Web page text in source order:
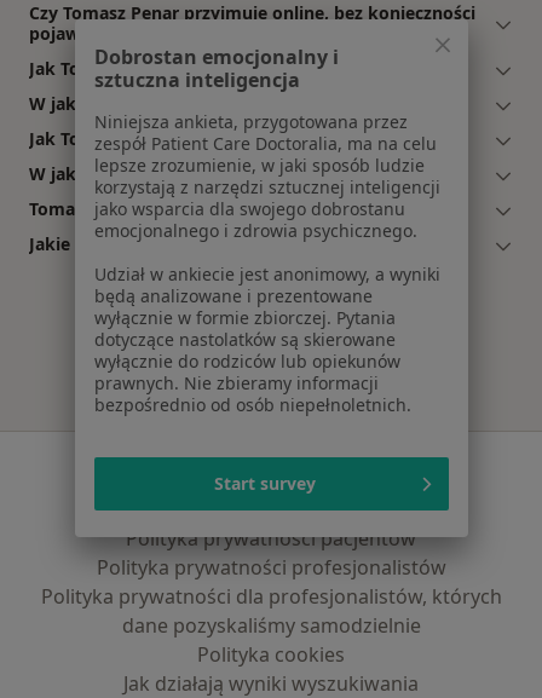
Czy Tomasz Penar przyjmuje online, bez konieczności
pojawiania się w placówce?
Jak Tomasz Penar akceptuje płatności po wizycie?
W jakich językach konsultuje Tomasz Penar?
Jak Tomasz Penar umawia wizyty?
W jakich godzinach przyjmuje Tomasz Penar?
Tomasz Penar: co mówią pacjenci?
Jakie ubezpieczenia akceptuje Tomasz Penar?
Serwis
Regulamin
Polityka prywatności pacjentów
Polityka prywatności profesjonalistów
Polityka prywatności dla profesjonalistów, których
dane pozyskaliśmy samodzielnie
Polityka cookies
Jak działają wyniki wyszukiwania
Dobrostan emocjonalny i
sztuczna inteligencja
Niniejsza ankieta, przygotowana przez
zespół Patient Care Doctoralia, ma na celu
lepsze zrozumienie, w jaki sposób ludzie
korzystają z narzędzi sztucznej inteligencji
jako wsparcia dla swojego dobrostanu
emocjonalnego i zdrowia psychicznego.
Udział w ankiecie jest anonimowy, a wyniki
będą analizowane i prezentowane
wyłącznie w formie zbiorczej. Pytania
dotyczące nastolatków są skierowane
wyłącznie do rodziców lub opiekunów
prawnych. Nie zbieramy informacji
bezpośrednio od osób niepełnoletnich.
Start survey